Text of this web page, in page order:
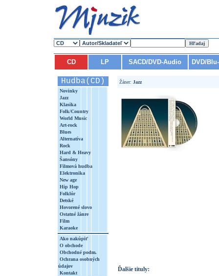
CD LP SACD/DVD-Audio DVD/
Hudba(CD)
Novinky
Jazz
Klasika
Folk/Country
World Music
Art-rock
Blues
Alternatíva
Rock
Hard & Heavy
Šansóny
Filmová hudba
Elektronika
New age
Hip Hop
Folklór
Detské
Hovorené slovo
Ostatné žánre
Film
Karaoke
Ako nakúpiť
O obchode
Obchodné podm.
Ochrana osobných
údajov
Kontakt
Žáner: Jazz
Ďalšie tituly: